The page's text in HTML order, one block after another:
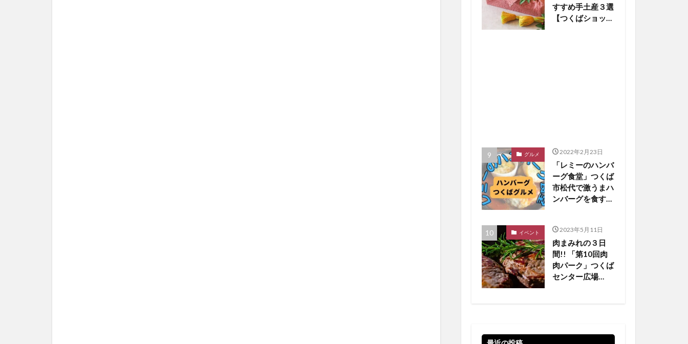
すすめ手土産３選
【つくばショッピ
グルメ 2022年2月23日
「レミーのハンバ
ーグ食堂」つくば
市松代で激うまハ
ンバーグを食す
イベント 2023年5月11日
肉まみれの３日
間!! 「第10回肉
肉パーク」つくば
センター広場